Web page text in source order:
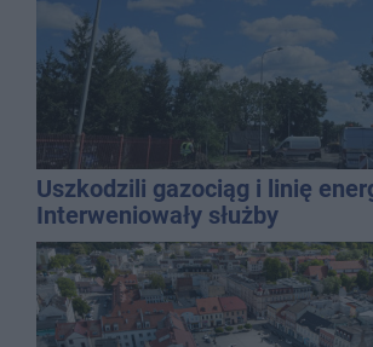
Uszkodzili gazociąg i linię
Interweniowały służby